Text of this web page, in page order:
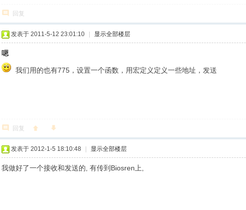
回复
发表于 2011-5-12 23:01:10 显示全部楼层
嗯
我们用的也有775，设置一个函数，用宏定义定义一些地址，发送
回复
发表于 2012-1-5 18:10:48 显示全部楼层
我做好了一个接收和发送的, 有传到Biosren上,